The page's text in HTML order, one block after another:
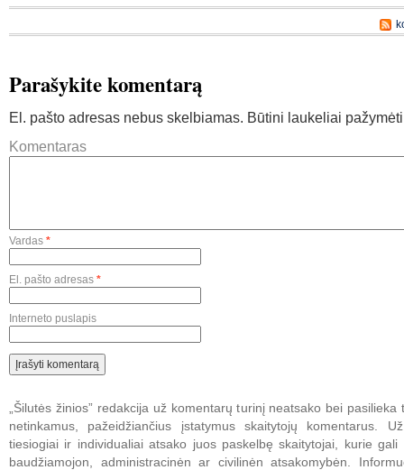
Parašykite komentarą
El. pašto adresas nebus skelbiamas. Būtini laukeliai
Komentaras
Vardas *
El. pašto adresas *
Interneto puslapis
„Šilutės žinios” redakcija už komentarų turinį neatsako bei pasilieka
netinkamus, pažeidžiančius įstatymus skaitytojų komentarus.
tiesiogiai ir individualiai atsako juos paskelbę skaitytojai, kurie gali
baudžiamojon, administracinėn ar civilinėn atsakomybėn.